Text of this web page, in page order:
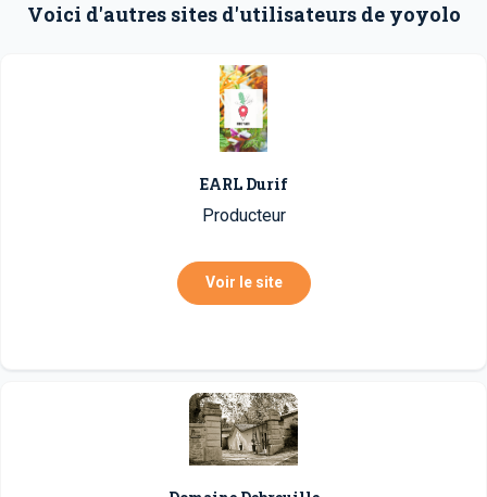
Voici d'autres sites d'utilisateurs de yoyolo
EARL Durif
Producteur
Voir le site